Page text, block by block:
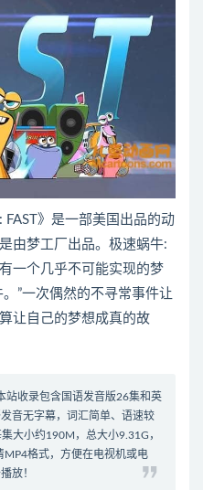
》是一部美国出品的动
由梦工厂出品。极速蜗牛:
一个几乎不可能实现的梦
”一次偶然的不寻常事件让
让自己的梦想成真的故
站收录包含国语发音版26集和英
音无字幕，词汇简单、语速较
大小约190M，总大小9.31G，
格式，方便在电视机或电
放！